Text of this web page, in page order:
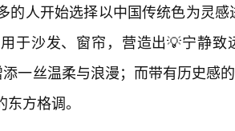
的人开始选择以中国传统色为灵感
于沙发、窗帘，营造出💡宁静致
一丝温柔与浪漫；而带有历史感的“
方格调。